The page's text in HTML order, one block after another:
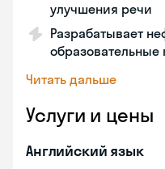
улучшения речи
Разрабатывает
Читать дальше
Услуги и цены
Английский язык